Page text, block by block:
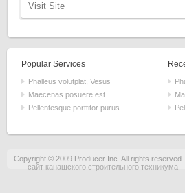
Visit Site
Popular Services
Phalleus volutplat, Vesus
Maecenas posuere est
Pellentesque porttitor purus
Copyright © 2009 Producer Inc. All rights reserved.
сайт канашского строительного техникума